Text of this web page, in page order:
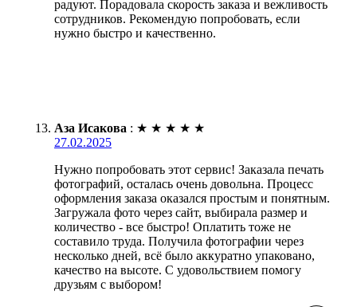
радуют. Порадовала скорость заказа и вежливость
сотрудников. Рекомендую попробовать, если
нужно быстро и качественно.
Аза Исакова : ★ ★ ★ ★ ★
27.02.2025
Нужно попробовать этот сервис! Заказала печать
фотографий, осталась очень довольна. Процесс
оформления заказа оказался простым и понятным.
Загружала фото через сайт, выбирала размер и
количество - все быстро! Оплатить тоже не
составило труда. Получила фотографии через
несколько дней, всё было аккуратно упаковано,
качество на высоте. С удовольствием помогу
друзьям с выбором!